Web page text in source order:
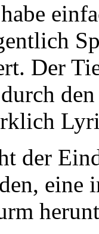
Der
der